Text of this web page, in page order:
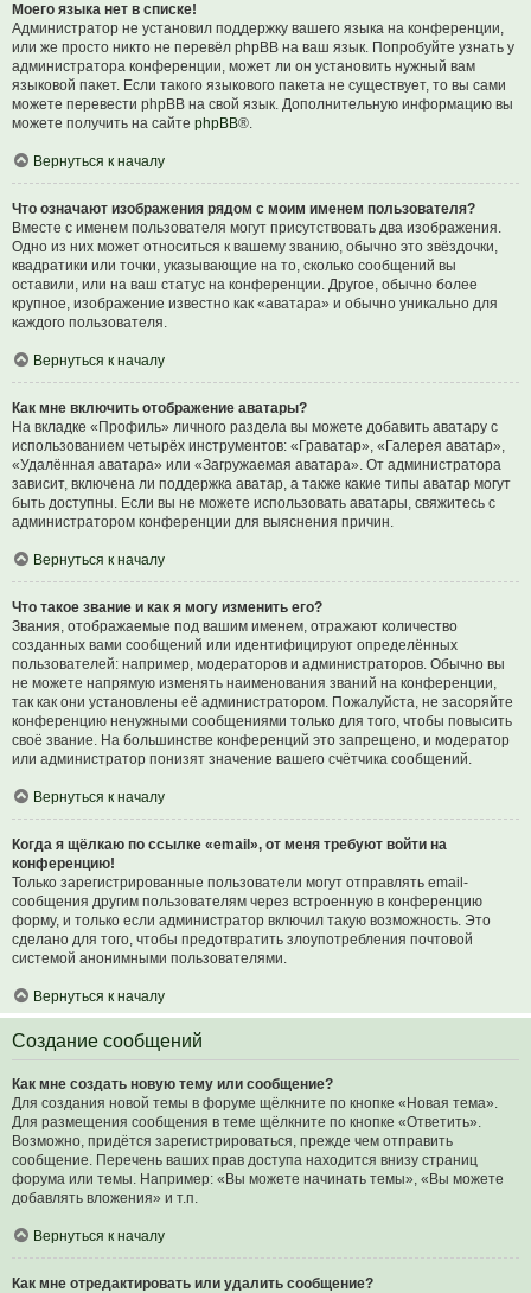
Моего языка нет в списке!
Администратор не установил поддержку вашего языка на конференции,
или же просто никто не перевёл phpBB на ваш язык. Попробуйте узнать у
администратора конференции, может ли он установить нужный вам
языковой пакет. Если такого языкового пакета не существует, то вы сами
можете перевести phpBB на свой язык. Дополнительную информацию вы
можете получить на сайте phpBB®.
Вернуться к началу
Что означают изображения рядом с моим именем пользователя?
Вместе с именем пользователя могут присутствовать два изображения.
Одно из них может относиться к вашему званию, обычно это звёздочки,
квадратики или точки, указывающие на то, сколько сообщений вы
оставили, или на ваш статус на конференции. Другое, обычно более
крупное, изображение известно как «аватара» и обычно уникально для
каждого пользователя.
Вернуться к началу
Как мне включить отображение аватары?
На вкладке «Профиль» личного раздела вы можете добавить аватару с
использованием четырёх инструментов: «Граватар», «Галерея аватар»,
«Удалённая аватара» или «Загружаемая аватара». От администратора
зависит, включена ли поддержка аватар, а также какие типы аватар могут
быть доступны. Если вы не можете использовать аватары, свяжитесь с
администратором конференции для выяснения причин.
Вернуться к началу
Что такое звание и как я могу изменить его?
Звания, отображаемые под вашим именем, отражают количество
созданных вами сообщений или идентифицируют определённых
пользователей: например, модераторов и администраторов. Обычно вы
не можете напрямую изменять наименования званий на конференции,
так как они установлены её администратором. Пожалуйста, не засоряйте
конференцию ненужными сообщениями только для того, чтобы повысить
своё звание. На большинстве конференций это запрещено, и модератор
или администратор понизят значение вашего счётчика сообщений.
Вернуться к началу
Когда я щёлкаю по ссылке «email», от меня требуют войти на
конференцию!
Только зарегистрированные пользователи могут отправлять email-
сообщения другим пользователям через встроенную в конференцию
форму, и только если администратор включил такую возможность. Это
сделано для того, чтобы предотвратить злоупотребления почтовой
системой анонимными пользователями.
Вернуться к началу
Создание сообщений
Как мне создать новую тему или сообщение?
Для создания новой темы в форуме щёлкните по кнопке «Новая тема».
Для размещения сообщения в теме щёлкните по кнопке «Ответить».
Возможно, придётся зарегистрироваться, прежде чем отправить
сообщение. Перечень ваших прав доступа находится внизу страниц
форума или темы. Например: «Вы можете начинать темы», «Вы можете
добавлять вложения» и т.п.
Вернуться к началу
Как мне отредактировать или удалить сообщение?